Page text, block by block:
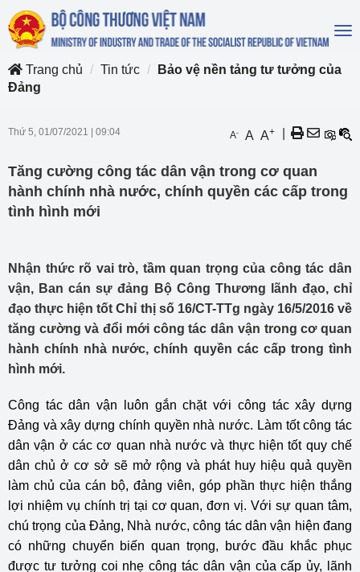
Trang chủ
Tin tức
Bảo vệ nền tảng tư tưởng của
Đảng
Thứ 5, 01/07/2021 09:04 A- A A+
Tăng cường công tác dân vận trong cơ quan
hành chính nhà nước, chính quyền các cấp trong
tình hình mới
Nhận thức rõ vai trò, tầm quan trọng của công tác dân
vận, Ban cán sự đảng Bộ Công Thương lãnh đạo, chỉ
đạo thực hiện tốt Chỉ thị số 16/CT-TTg ngày 16/5/2016 về
tăng cường và đổi mới công tác dân vận trong cơ quan
hành chính nhà nước, chính quyền các cấp trong tình
hình mới.
Công tác dân vận luôn gắn chặt với công tác xây dựng
Đảng và xây dựng chính quyền nhà nước. Làm tốt công tác
dân vận ở các cơ quan nhà nước và thực hiện tốt quy chế
dân chủ ở cơ sở sẽ mở rộng và phát huy hiệu quả quyền
làm chủ của cán bộ, đảng viên, góp phần thực hiện thắng
lợi nhiệm vụ chính trị tại cơ quan, đơn vị. Với sự quan tâm,
chú trọng của Đảng, Nhà nước, công tác dân vận hiện đang
có những chuyển biến quan trọng, bước đầu khắc phục
được tư tưởng coi nhẹ công tác dân vận của cấp ủy, lãnh